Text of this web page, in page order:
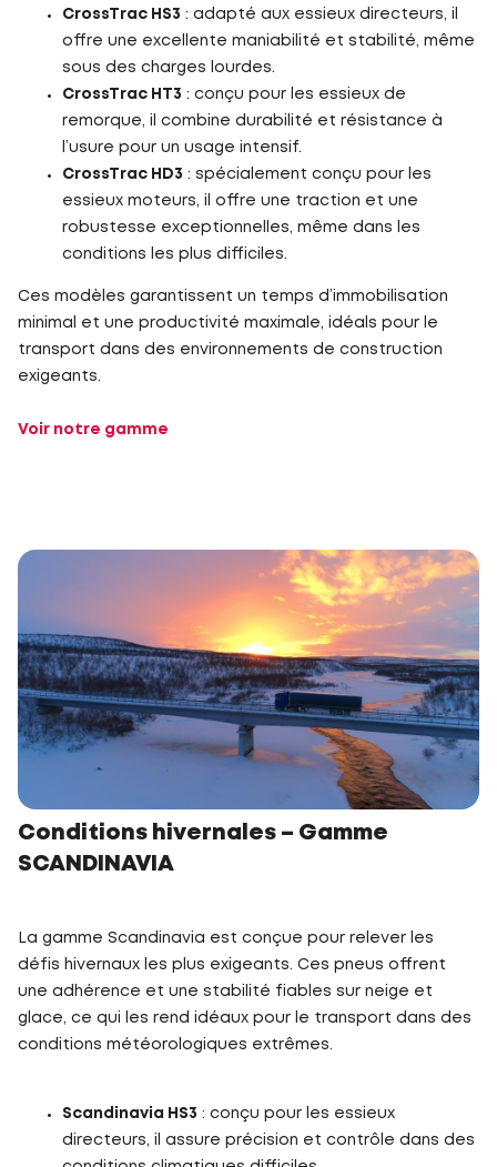
CrossTrac HS3 : adapté aux essieux directeurs, il
offre une excellente maniabilité et stabilité, même
sous des charges lourdes.
CrossTrac HT3 : conçu pour les essieux de
remorque, il combine durabilité et résistance à
l’usure pour un usage intensif.
CrossTrac HD3 : spécialement conçu pour les
essieux moteurs, il offre une traction et une
robustesse exceptionnelles, même dans les
conditions les plus difficiles.
Ces modèles garantissent un temps d’immobilisation
minimal et une productivité maximale, idéals pour le
transport dans des environnements de construction
exigeants.
Voir notre gamme
Conditions hivernales – Gamme
SCANDINAVIA
La gamme Scandinavia est conçue pour relever les
défis hivernaux les plus exigeants. Ces pneus offrent
une adhérence et une stabilité fiables sur neige et
glace, ce qui les rend idéaux pour le transport dans des
conditions météorologiques extrêmes.
Scandinavia HS3 : conçu pour les essieux
directeurs, il assure précision et contrôle dans des